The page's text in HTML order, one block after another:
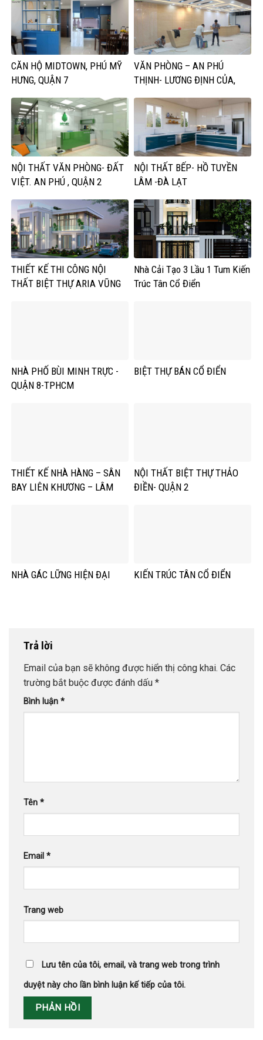
CĂN HỘ MIDTOWN, PHÚ MỸ
HƯNG, QUẬN 7
VĂN PHÒNG – AN PHÚ
THỊNH- LƯƠNG ĐỊNH CỦA,
NỘI THẤT VĂN PHÒNG- ĐẤT
VIỆT. AN PHÚ , QUẬN 2
NỘI THẤT BẾP- HỒ TUYỀN
LÂM -ĐÀ LẠT
THIẾT KẾ THI CÔNG NỘI
THẤT BIỆT THỰ ARIA VŨNG
Nhà Cải Tạo 3 Lầu 1 Tum Kiến
Trúc Tân Cổ Điển
NHÀ PHỐ BÙI MINH TRỰC -
QUẬN 8-TPHCM
BIỆT THỰ BÁN CỔ ĐIỂN
THIẾT KẾ NHÀ HÀNG – SÂN
BAY LIÊN KHƯƠNG – LÂM
NỘI THẤT BIỆT THỰ THẢO
ĐIỀN- QUẬN 2
NHÀ GÁC LỮNG HIỆN ĐẠI KIẾN TRÚC TÂN CỔ ĐIỂN
Trả lời
Email của bạn sẽ không được hiển thị công khai. Các
trường bắt buộc được đánh dấu *
Bình luận *
Tên *
Email *
Trang web
Lưu tên của tôi, email, và trang web trong trình
duyệt này cho lần bình luận kế tiếp của tôi.